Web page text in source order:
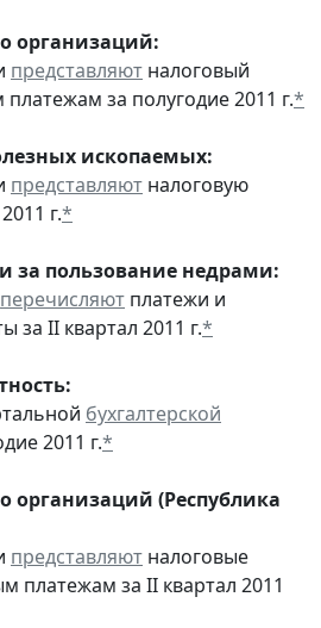
организаций:
представляют налоговый
за полугодие 2011 г.*
ископаемых:
представляют налоговую
г.*
за пользование недрами:
перечисляют платежи и
за II квартал 2011 г.*
бухгалтерской
2011 г.*
организаций (Республика
представляют налоговые
платежам за II квартал 2011